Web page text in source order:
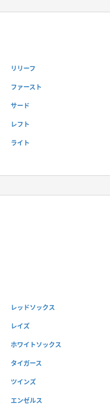
リリーフ
ファースト
サード
レフト
ライト
レッドソックス
レイズ
ホワイトソックス
タイガース
ツインズ
エンゼルス